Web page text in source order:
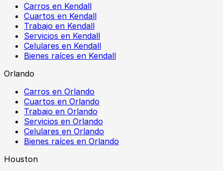
Carros en Kendall
Cuartos en Kendall
Trabajo en Kendall
Servicios en Kendall
Celulares en Kendall
Bienes raíces en Kendall
Orlando
Carros en Orlando
Cuartos en Orlando
Trabajo en Orlando
Servicios en Orlando
Celulares en Orlando
Bienes raíces en Orlando
Houston